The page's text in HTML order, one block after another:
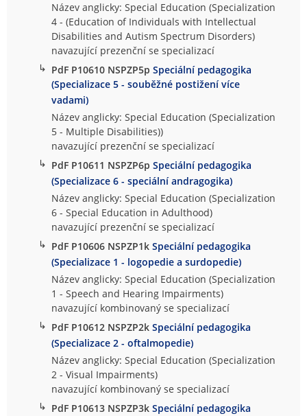
Název anglicky: Special Education (Specialization
4 - (Education of Individuals with Intellectual
Disabilities and Autism Spectrum Disorders)
navazující prezenční se specializací
↳ PdF P10610 NSPZP5pSpeciální pedagogika
(Specializace 5 - souběžné postižení více
vadami)
Název anglicky: Special Education (Specialization
5 - Multiple Disabilities))
navazující prezenční se specializací
↳ PdF P10611 NSPZP6pSpeciální pedagogika
(Specializace 6 - speciální andragogika)
Název anglicky: Special Education (Specialization
6 - Special Education in Adulthood)
navazující prezenční se specializací
↳ PdF P10606 NSPZP1kSpeciální pedagogika
(Specializace 1 - logopedie a surdopedie)
Název anglicky: Special Education (Specialization
1 - Speech and Hearing Impairments)
navazující kombinovaný se specializací
↳ PdF P10612 NSPZP2kSpeciální pedagogika
(Specializace 2 - oftalmopedie)
Název anglicky: Special Education (Specialization
2 - Visual Impairments)
navazující kombinovaný se specializací
↳ PdF P10613 NSPZP3kSpeciální pedagogika